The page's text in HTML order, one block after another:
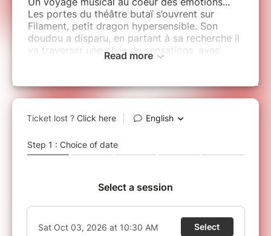
Les portes du théâtre butaï s’ouvrent sur
Filament, petit dragon hypersensible. Son
doudou a disparu, en partant à sa recherche il
va traverser une pluie de sensations, avec
quelques parapluies.
Pour raconter ce voyage, une comédienne et
une musicienne explorent tout l’univers des
mouvement, une boule de lumière magique. La
musicienne, un clavier résonne, les cordes d’un
violoncelle dansent, une guitare vibre. Les
bouleverse ! Ça nous transforme ! Mais ça
peut aussi s’apprivoiser... Et quand Filament
arrive au bout de son aventure et que les
portes du butaï se referment, c'est là que
petits et grands repartent avec en cadeau une
Read more